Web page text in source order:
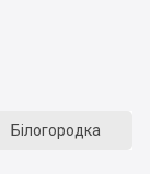
Білогородка